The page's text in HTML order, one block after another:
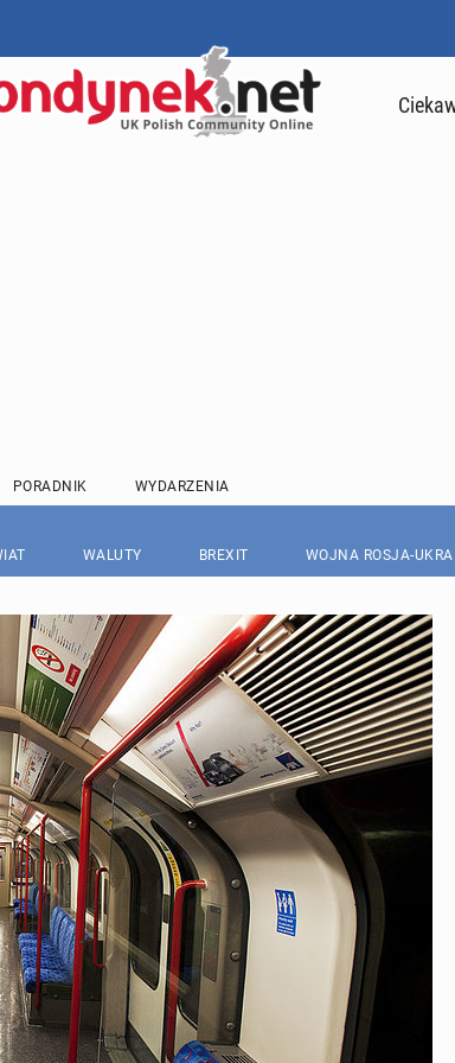
PORADNIK WYDARZENIA
WALUTY BREXIT WOJNA ROSJA-